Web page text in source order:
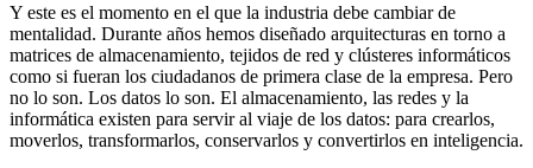
Y este es el momento en el que la industria debe cambiar de
mentalidad. Durante años hemos diseñado arquitecturas en torno a
matrices de almacenamiento, tejidos de red y clústeres informáticos
como si fueran los ciudadanos de primera clase de la empresa. Pero
no lo son. Los datos lo son. El almacenamiento, las redes y la
informática existen para servir al viaje de los datos: para crearlos,
moverlos, transformarlos, conservarlos y convertirlos en inteligencia.